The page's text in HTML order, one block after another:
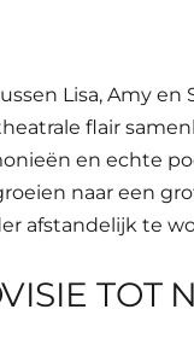
Lisa, Amy en
flair
en echte
naar een
afstandelijk te
TOT